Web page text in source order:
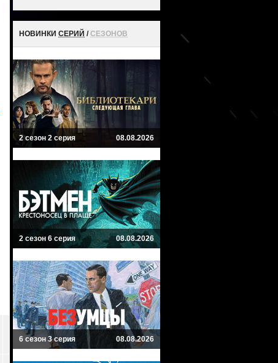
НОВИНКИ СЕРИЙ /СЕЗОНОВ
2 сезон 2 серия 08.08.2026
2 сезон 6 серия 08.08.2026
6 сезон 3 серия 08.08.2026